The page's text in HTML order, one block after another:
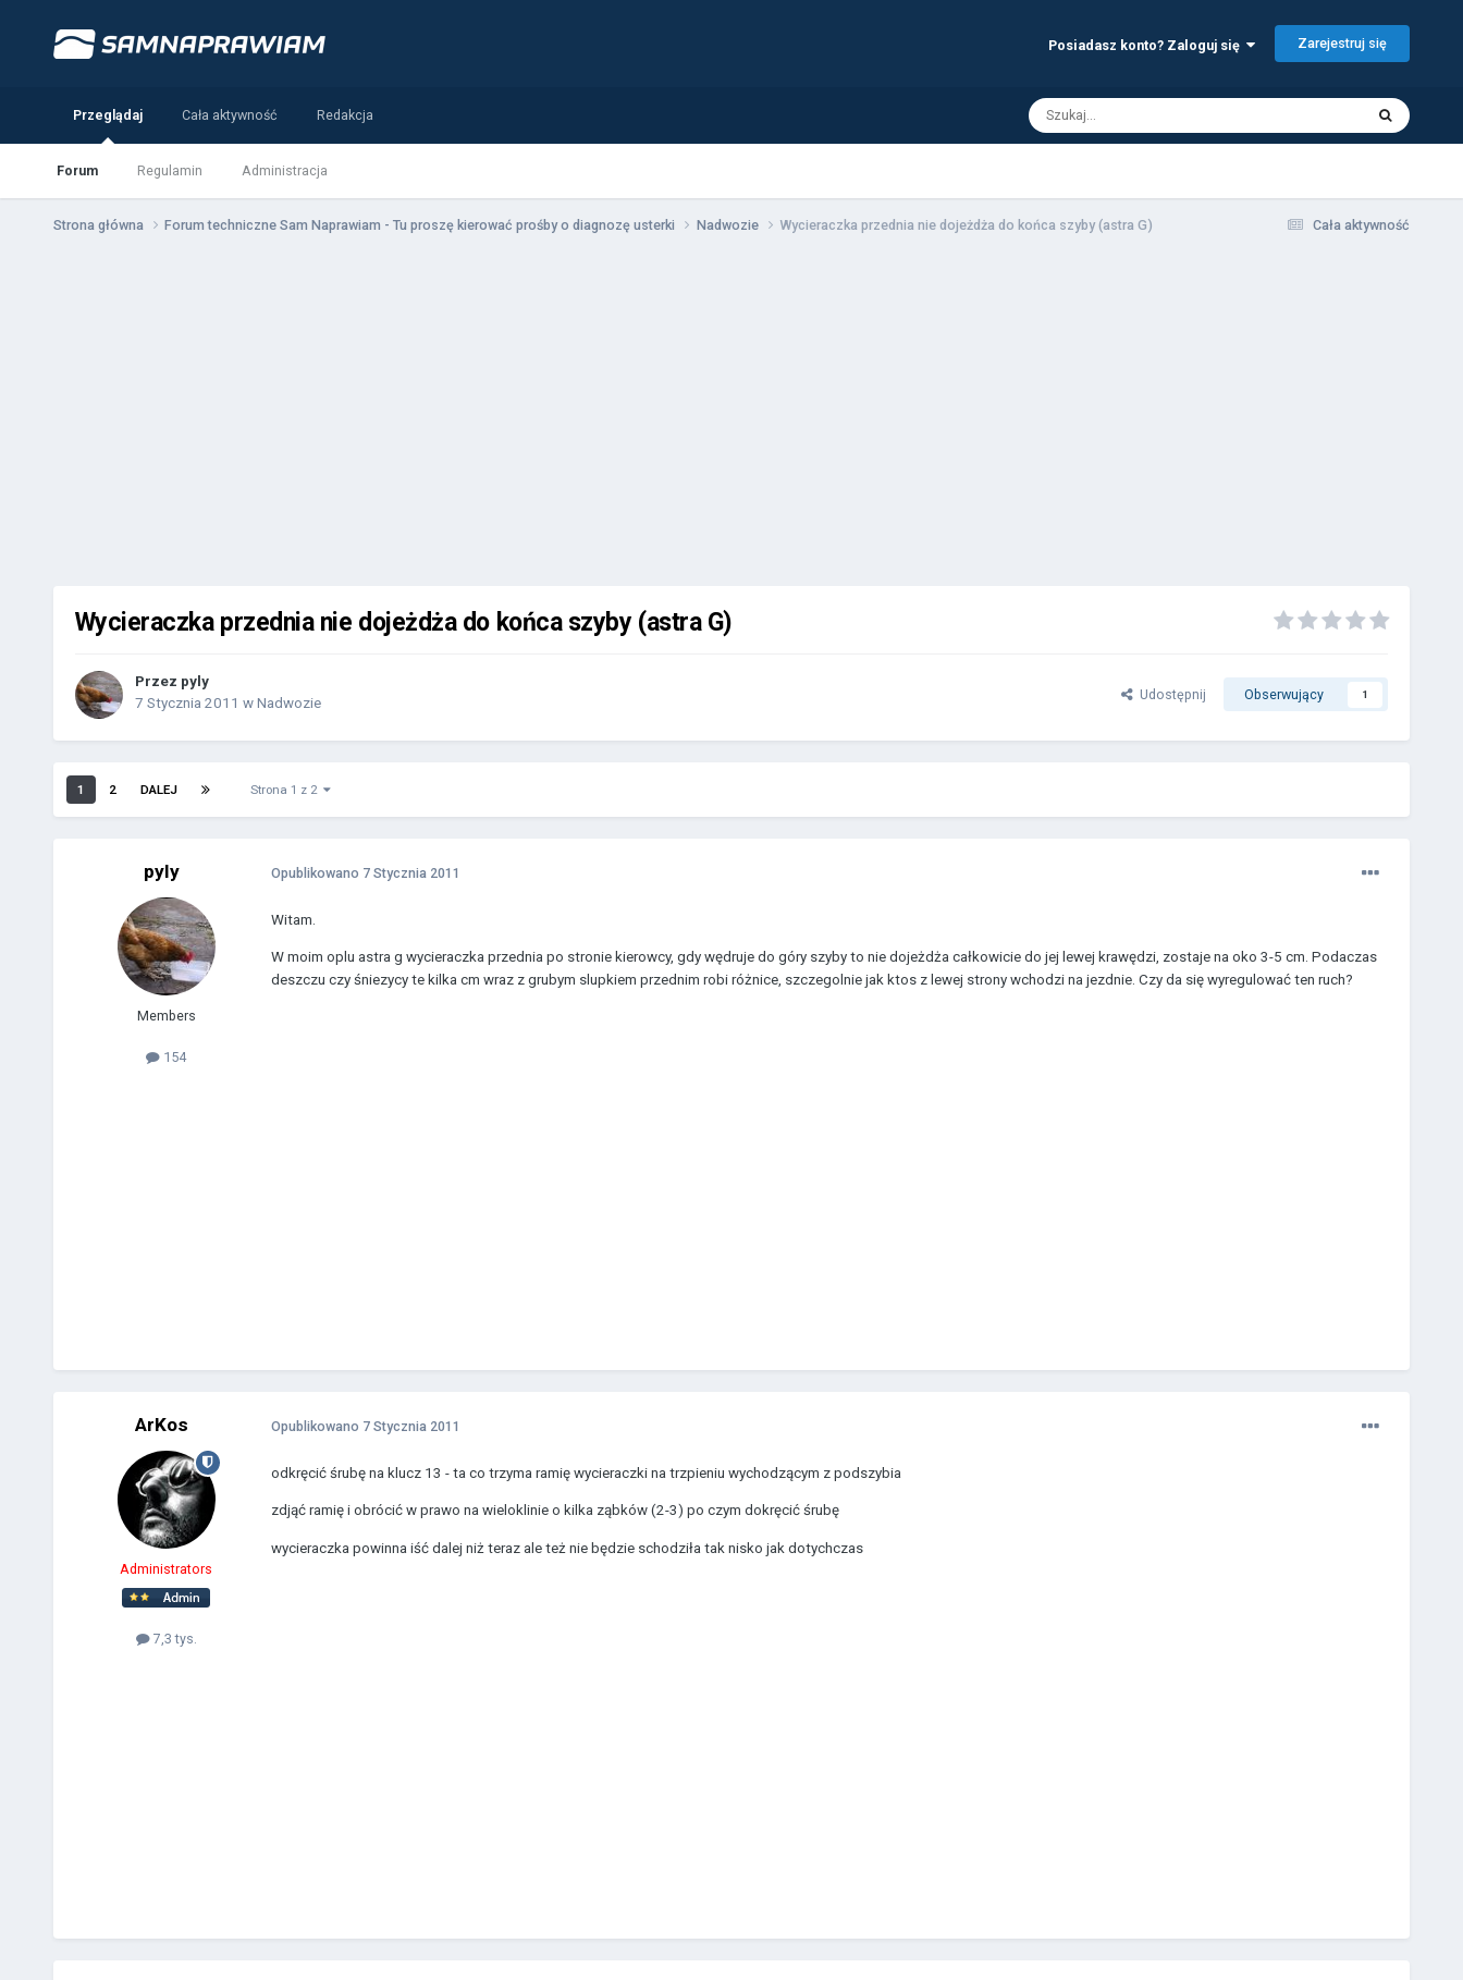
Posiadasz konto? Zaloguj się Zarejestruj się
Przeglądaj
Forum Regulamin Administracja
Cała aktywność Redakcja
Cała aktywność
Strona główna Forum techniczne Sam Naprawiam - Tu proszę kierować prośby o diagnozę usterki Nadwozie Wycieraczka przednia nie dojeżdża do końca szyby (astra G)
Wycieraczka przednia nie dojeżdża do końca szyby (astra G)
Przez pyly
7 Stycznia 2011 w Nadwozie Udostępnij Obserwujący 1
1 2 DALEJ Strona 1 z 2
pyly
Members
154
Opublikowano 7 Stycznia 2011
Witam.
W moim oplu astra g wycieraczka przednia po stronie kierowcy, gdy wędruje do góry szyby to nie dojeżdża całkowicie do jej lewej krawędzi, zostaje na oko 3-5 cm. Podaczas
deszczu czy śniezycy te kilka cm wraz z grubym slupkiem przednim robi różnice, szczegolnie jak ktos z lewej strony wchodzi na jezdnie. Czy da się wyregulować ten ruch?
ArKos
Administrators
7,3 tys.
Opublikowano 7 Stycznia 2011
odkręcić śrubę na klucz 13 - ta co trzyma ramię wycieraczki na trzpieniu wychodzącym z podszybia
zdjąć ramię i obrócić w prawo na wieloklinie o kilka ząbków (2-3) po czym dokręcić śrubę
wycieraczka powinna iść dalej niż teraz ale też nie będzie schodziła tak nisko jak dotychczas